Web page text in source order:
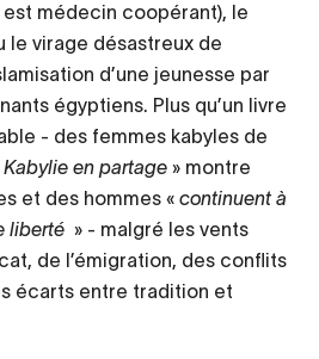
est médecin coopérant), le
le virage désastreux de
d’une jeunesse par
égyptiens. Plus qu’un livre
- des femmes kabyles de
Kabylie en partage » montre
et des hommes « continuent à
liberté » - malgré les vents
de l’émigration, des conflits
écarts entre tradition et